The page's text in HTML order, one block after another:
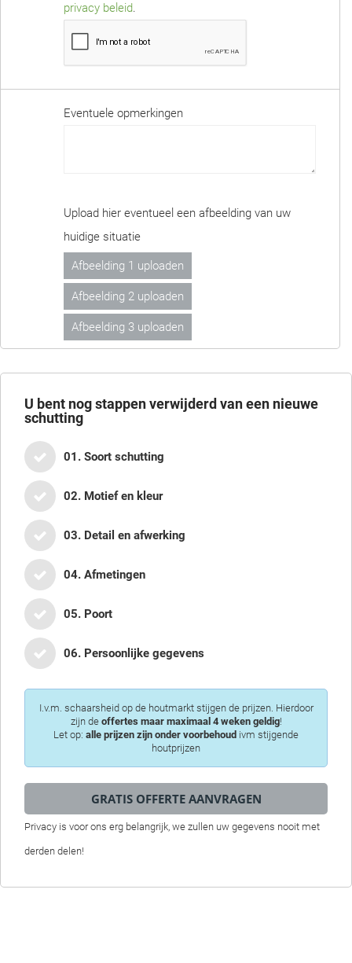
privacy beleid.
Eventuele opmerkingen
Upload hier eventueel een afbeelding van uw
huidige situatie
Afbeelding 1 uploaden
Afbeelding 2 uploaden
Afbeelding 3 uploaden
U bent nogstappen verwijderd van een nieuwe
schutting
01. Soort schutting
02. Motief en kleur
03. Detail en afwerking
04. Afmetingen
05. Poort
06. Persoonlijke gegevens
I.v.m. schaarsheid op de houtmarkt stijgen de prijzen. Hierdoor
zijn de offertes maar maximaal 4 weken geldig!
Let op: alle prijzen zijn onder voorbehoud ivm stijgende
houtprijzen
Privacy is voor ons erg belangrijk, we zullen uw gegevens nooit met
derden delen!